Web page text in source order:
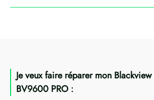
Je veux faire réparer mon
BV9600 PRO :